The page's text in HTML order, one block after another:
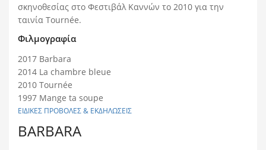
σκηνοθεσίας στο Φεστιβάλ Καννών το 2010 για την
ταινία Tournée.
Φιλμογραφία
2017 Βarbara
2014 La chambre bleue
2010 Tournée
1997 Mange ta soupe
ΕΙΔΙΚΕΣ ΠΡΟΒΟΛΕΣ & ΕΚΔΗΛΩΣΕΙΣ
BARBARA